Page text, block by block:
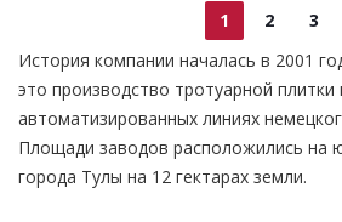
1 2
3
История компании началась в 2001
это производство тротуарной плитки
автоматизированных линиях
Площади заводов расположились на
города Тулы на 12 гектарах земли.